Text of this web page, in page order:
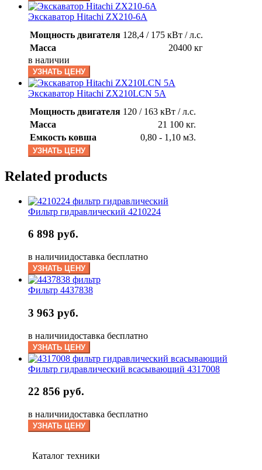
Экскаватор Hitachi ZX210-6A
Мощность двигателя 128,4 / 175 кВт / л.с.
Масса
20400 кг
в наличии
УЗНАТЬ ЦЕНУ
Экскаватор Hitachi ZX210LCN 5A
Мощность двигателя 120 / 163 кВт / л.с.
Масса
21 100 кг.
Емкость ковша
0,80 - 1,10 м3.
УЗНАТЬ ЦЕНУ
Related products
Фильтр гидравлический 4210224
6 898 руб.
в наличиидоставка бесплатно
УЗНАТЬ ЦЕНУ
Фильтр 4437838
3 963 руб.
в наличиидоставка бесплатно
УЗНАТЬ ЦЕНУ
Фильтр гидравлический всасывающий 4317008
22 856 руб.
в наличиидоставка бесплатно
УЗНАТЬ ЦЕНУ
Каталог техники